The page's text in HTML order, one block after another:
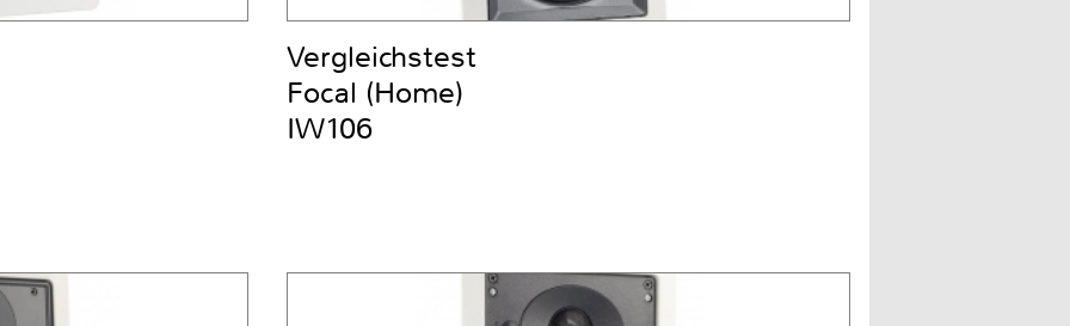
Vergleichstest
Focal (Home)
IW106